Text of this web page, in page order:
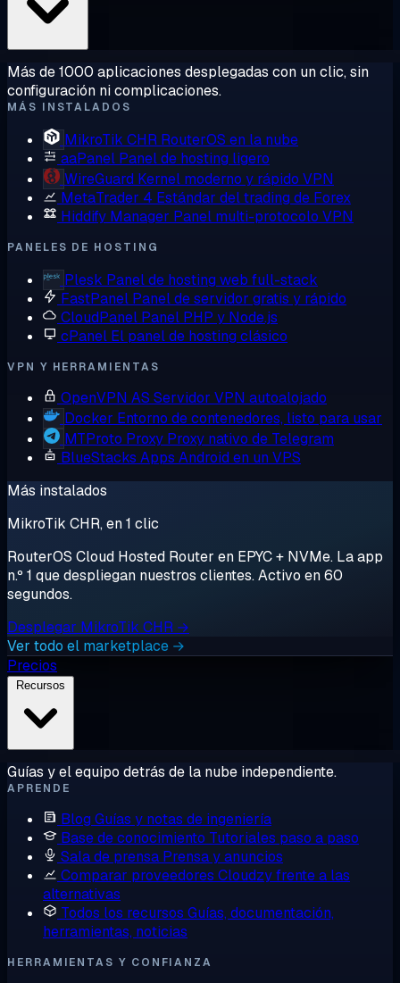
Más de 1000 aplicaciones desplegadas con un clic, sin
configuración ni complicaciones.
MÁS INSTALADOS
MikroTik CHR RouterOS en la nube
aaPanel Panel de hosting ligero
WireGuard Kernel moderno y rápido VPN
MetaTrader 4 Estándar del trading de Forex
Hiddify Manager Panel multi-protocolo VPN
PANELES DE HOSTING
Plesk Panel de hosting web full-stack
FastPanel Panel de servidor gratis y rápido
CloudPanel Panel PHP y Node.js
cPanel El panel de hosting clásico
VPN Y HERRAMIENTAS
OpenVPN AS Servidor VPN autoalojado
Docker Entorno de contenedores, listo para usar
MTProto Proxy Proxy nativo de Telegram
BlueStacks Apps Android en un VPS
Más instalados
MikroTik CHR, en 1 clic
RouterOS Cloud Hosted Router en EPYC + NVMe. La app
n.º 1 que despliegan nuestros clientes. Activo en 60
segundos.
Desplegar MikroTik CHR →
Ver todo el marketplace →
Precios
Guías y el equipo detrás de la nube independiente.
APRENDE
Blog Guías y notas de ingeniería
Base de conocimiento Tutoriales paso a paso
Sala de prensa Prensa y anuncios
Comparar proveedores Cloudzy frente a las
alternativas
Todos los recursos Guías, documentación,
herramientas, noticias
HERRAMIENTAS Y CONFIANZA